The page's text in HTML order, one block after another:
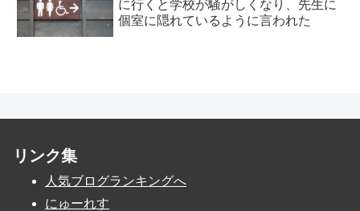
に行くと学校が騒がしくなり、先生に
個室に隠れているように言われた
リンク集
人気ブログランキングへ
にゅーれす